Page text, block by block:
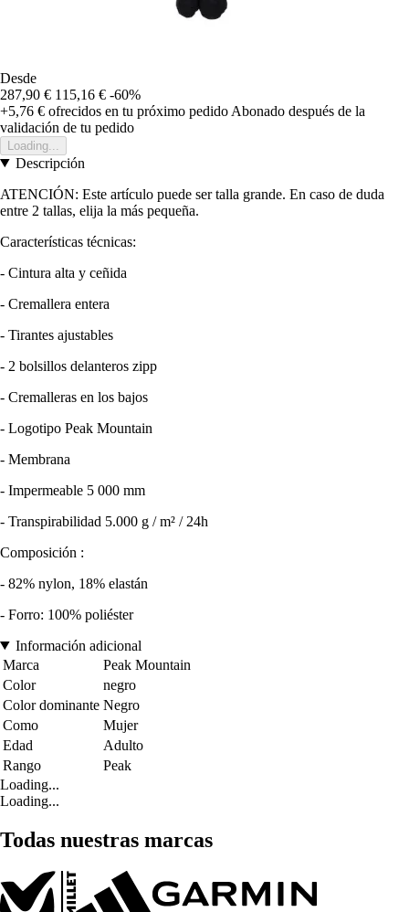
Desde
287,90 € 115,16 € -60%
+5,76 € ofrecidos en tu próximo pedido Abonado después de la
validación de tu pedido
Loading...
Descripción
ATENCIÓN: Este artículo puede ser talla grande. En caso de duda
entre 2 tallas, elija la más pequeña.
Características técnicas:
- Cintura alta y ceñida
- Cremallera entera
- Tirantes ajustables
- 2 bolsillos delanteros zipp
- Cremalleras en los bajos
- Logotipo Peak Mountain
- Membrana
- Impermeable 5 000 mm
- Transpirabilidad 5.000 g / m² / 24h
Composición :
- 82% nylon, 18% elastán
- Forro: 100% poliéster
Información adicional
Marca
Peak Mountain
Color
negro
Color dominante Negro
Como
Mujer
Edad
Adulto
Rango
Peak
Loading...
Loading...
Todas nuestras marcas